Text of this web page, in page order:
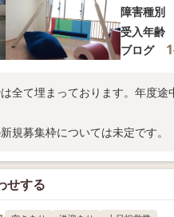
障害種別
受入年齢
ブログ
1
全て埋まっております。年度
規募集枠については未定です。
せする